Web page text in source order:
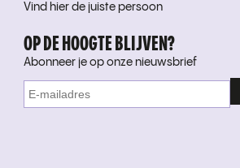
Vind hier de juiste persoon
OP DE HOOGTE BLIJVEN?
Abonneer je op onze nieuwsbrief